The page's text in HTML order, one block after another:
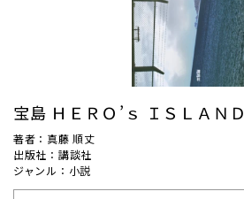
宝島 ＨＥＲＯ’ｓ ＩＳＬＡＮＤ
著者：真藤 順丈
出版社：講談社
ジャンル：小説